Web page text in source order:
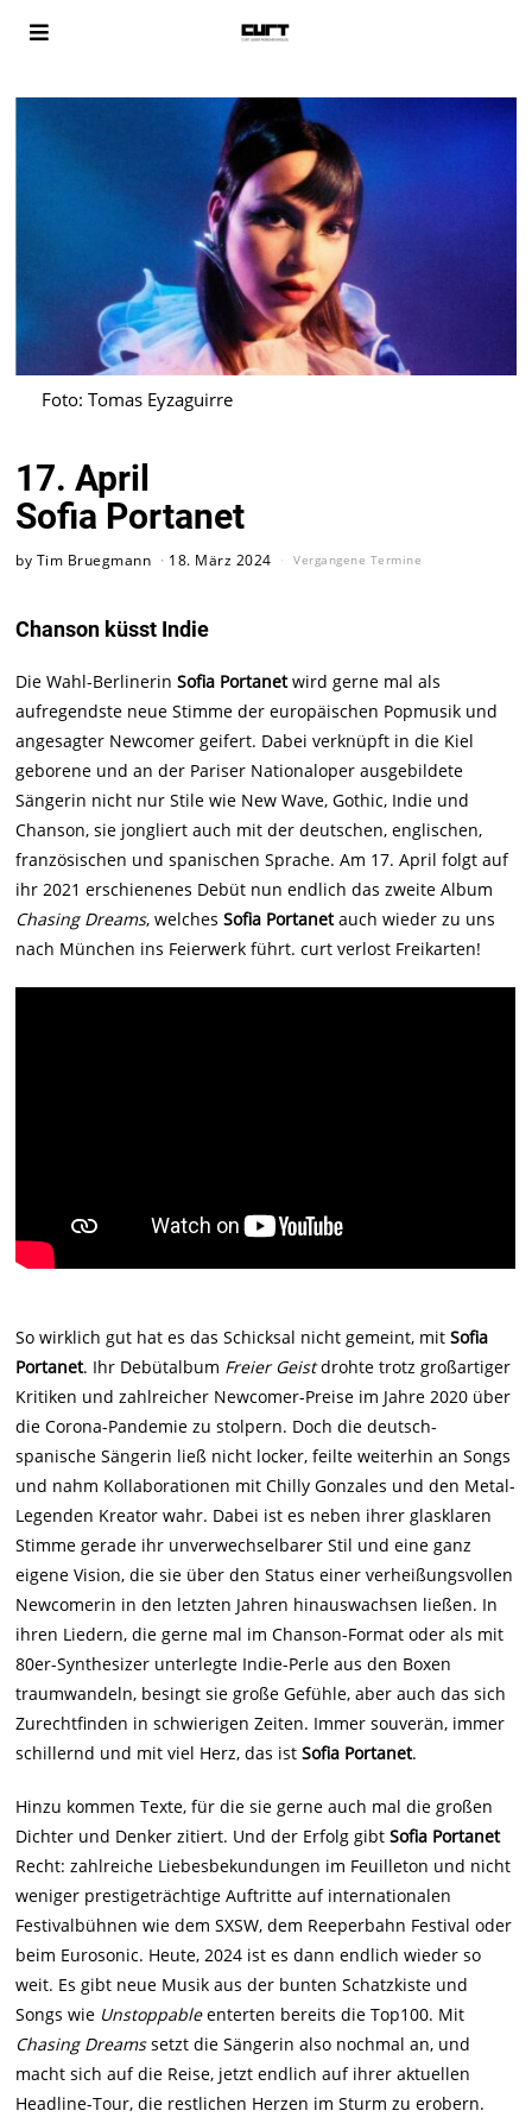
Foto: Tomas Eyzaguirre
17. April
Sofia Portanet
by Tim Bruegmann 18. März 2024 Vergangene Termine
Chanson küsst Indie
Die Wahl-BerlinerinSofia Portanetwird gerne mal als
aufregendste neue Stimme der europäischen Popmusik und
angesagter Newcomer geifert. Dabei verknüpft in die Kiel
geborene und an der Pariser Nationaloper ausgebildete
Sängerin nicht nur Stile wie New Wave, Gothic, Indie und
Chanson, sie jongliert auch mit der deutschen, englischen,
französischen und spanischen Sprache. Am 17. April folgt auf
ihr 2021 erschienenes Debüt nun endlich das zweite Album
Chasing Dreams, welchesSofia Portanetauch wieder zu uns
nach München ins Feierwerk führt. curt verlost Freikarten!
So wirklich gut hat es das Schicksal nicht gemeint, mitSofia
Portanet. Ihr Debütalbum Freier Geistdrohte trotz großartiger
Kritiken und zahlreicher Newcomer-Preise im Jahre 2020 über
die Corona-Pandemie zu stolpern. Doch die deutsch-
spanische Sängerin ließ nicht locker, feilte weiterhin an Songs
und nahm Kollaborationen mit Chilly Gonzales und den Metal-
Legenden Kreator wahr. Dabei ist es neben ihrer glasklaren
Stimme gerade ihr unverwechselbarer Stil und eine ganz
eigene Vision, die sie über den Status einer verheißungsvollen
Newcomerin in den letzten Jahren hinauswachsen ließen. In
ihren Liedern, die gerne mal im Chanson-Format oder als mit
80er-Synthesizer unterlegte Indie-Perle aus den Boxen
traumwandeln, besingt sie große Gefühle, aber auch das sich
Zurechtfinden in schwierigen Zeiten. Immer souverän, immer
schillernd und mit viel Herz, das istSofia Portanet.
Hinzu kommen Texte, für die sie gerne auch mal die großen
Dichter und Denker zitiert. Und der Erfolg gibtSofia Portanet
Recht: zahlreiche Liebesbekundungen im Feuilleton und nicht
weniger prestigeträchtige Auftritte auf internationalen
Festivalbühnen wie dem SXSW, dem Reeperbahn Festival oder
beim Eurosonic. Heute, 2024 ist es dann endlich wieder so
weit. Es gibt neue Musik aus der bunten Schatzkiste und
Songs wie Unstoppableenterten bereits die Top100. Mit
Chasing Dreamssetzt die Sängerin also nochmal an, und
macht sich auf die Reise, jetzt endlich auf ihrer aktuellen
Headline-Tour, die restlichen Herzen im Sturm zu erobern.